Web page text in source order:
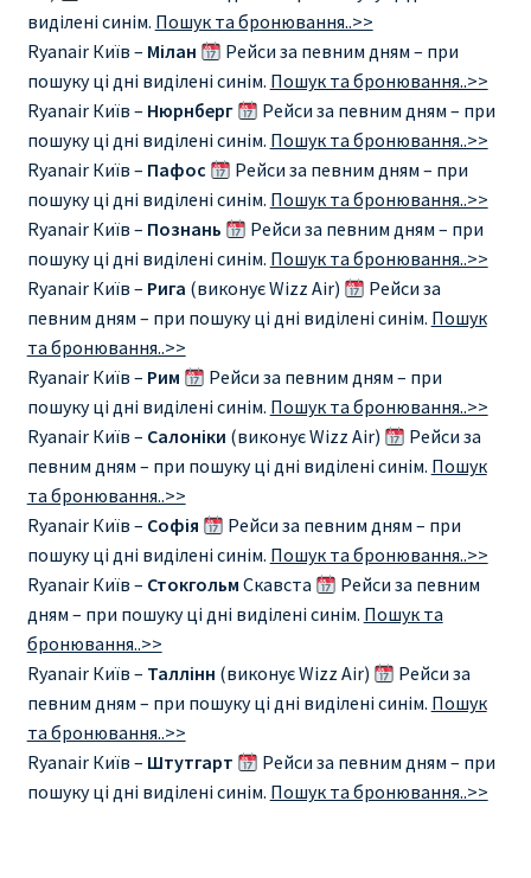
ПРИЛОЖЕНИЕ RYANAIR НА РУССКОМ
ПРОВОЗ БАГАЖА RYANAIR – ПРАВИЛА
РАЙАНЭЙР НА РУССКОМ | КНФТФШК
РЕГИСТРАЦИЯ НА РЕЙС RYANAIR
Регистрация ребенка на рейс RYANAIR
Рим
Рождественские направления от € 9
Райнэйр на русском
О сайте
виділені синім. Пошук та бронювання..>>
Ryanair Київ – Мілан
Рейси за певним дням – при
пошуку ці дні виділені синім. Пошук та бронювання..>>
Ryanair Київ – Нюрнберг
Рейси за певним дням – при
пошуку ці дні виділені синім. Пошук та бронювання..>>
Ryanair Київ – Пафос
Рейси за певним дням – при
пошуку ці дні виділені синім. Пошук та бронювання..>>
Ryanair Київ – Познань
Рейси за певним дням – при
пошуку ці дні виділені синім. Пошук та бронювання..>>
Ryanair Київ – Рига (виконує Wizz Air)
Рейси за
певним дням – при пошуку ці дні виділені синім. Пошук
та бронювання..>>
Ryanair Київ – Рим
Рейси за певним дням – при
пошуку ці дні виділені синім. Пошук та бронювання..>>
Ryanair Київ – Салоніки (виконує Wizz Air)
Рейси за
певним дням – при пошуку ці дні виділені синім. Пошук
та бронювання..>>
Ryanair Київ – Софія
Рейси за певним дням – при
пошуку ці дні виділені синім. Пошук та бронювання..>>
Ryanair Київ – Стокгольм Скавста
Рейси за певним
дням – при пошуку ці дні виділені синім. Пошук та
бронювання..>>
Ryanair Київ – Таллінн (виконує Wizz Air)
Рейси за
певним дням – при пошуку ці дні виділені синім. Пошук
та бронювання..>>
Ryanair Київ – Штутгарт
Рейси за певним дням – при
пошуку ці дні виділені синім. Пошук та бронювання..>>